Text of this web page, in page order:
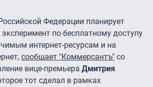
Федерации планирует
по бесплатному доступу
интернет-ресурсам и на
сообщает "Коммерсантъ" со
вице-премьера Дмитрия
тот сделал в рамках